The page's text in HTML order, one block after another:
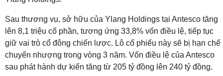
Sau thương vụ, sở hữu của Ylang Holdings tại Antesco tăng
lên 8,1 triệu cổ phần, tương ứng 33,8% vốn điều lệ, tiếp tục
giữ vai trò cổ đông chiến lược. Lô cổ phiếu này sẽ bị hạn chế
chuyển nhượng trong vòng 3 năm. Vốn điều lệ của Antesco
sau phát hành dự kiến tăng từ 205 tỷ đồng lên 240 tỷ đồng.